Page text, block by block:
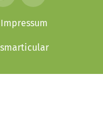
e
l
g
a
Impressum
smarticular